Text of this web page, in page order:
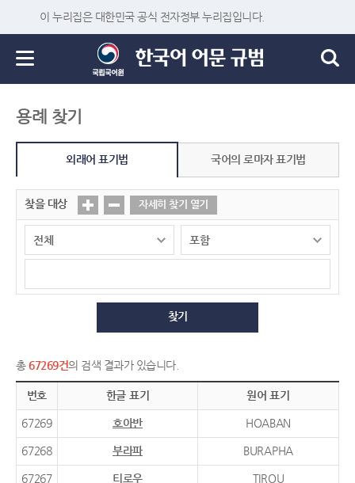
이 누리집은 대한민국 공식 전자정부 누리집입니다.
용례 찾기
외래어 표기법 국어의 로마자 표기법
찾을 대상 자세히 찾기 열기
찾기
총 67269건의 검색 결과가 있습니다.
번호 한글 표기 원어 표기
67269 호아반 HOABAN
67268 부라파 BURAPHA
67267 티로우 TIROU